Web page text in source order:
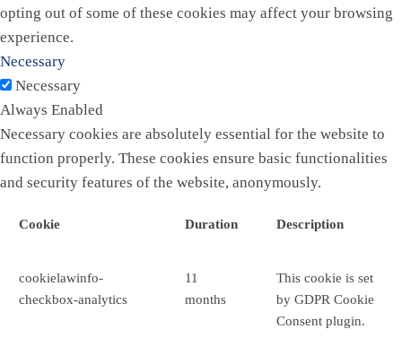
opting out of some of these cookies may affect your browsing
experience.
Necessary
Necessary
Always Enabled
Necessary cookies are absolutely essential for the website to
function properly. These cookies ensure basic functionalities
and security features of the website, anonymously.
Cookie Duration Description
cookielawinfo-
checkbox-analytics
11
months
This cookie is set
by GDPR Cookie
Consent plugin.